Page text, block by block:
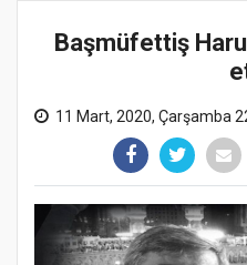
Başmüfettiş
11 Mart, 2020, Çarşamba